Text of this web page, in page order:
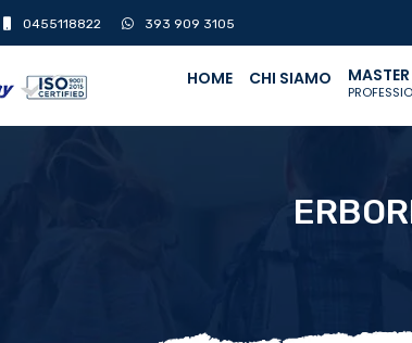
0455118822 393 909 3105
HOME CHI SIAMO